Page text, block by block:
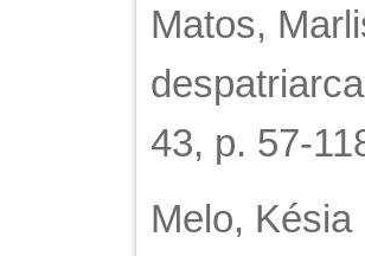
Matos,
43, p. 57-
Melo,